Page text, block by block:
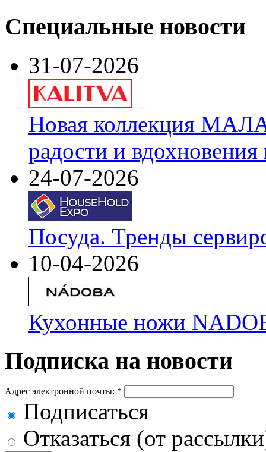
Специальные новости
31-07-2026
Новая коллекция
радости и
24-07-2026
Посуда. Тренды
10-04-2026
Кухонные ножи
Подписка на новости
Адрес электронной почты: *
Подписаться
Отказаться (от